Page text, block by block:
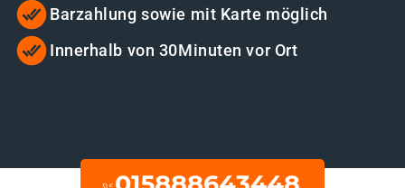
Barzahlung sowie mit Karte möglich
Innerhalb von 30Minuten vor Ort